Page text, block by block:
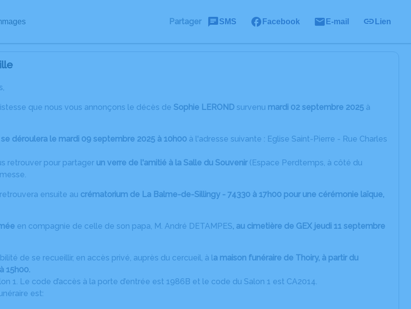
Partager SMS Facebook E-mail Lien
que nous vous annonçons le décès de Sophie LEROND survenu mardi 02 septembre 2025 à
déroulera le mardi 09 septembre 2025 à 10h00 à l'adresse suivante : Eglise Saint-Pierre - Rue Charles
retrouver pour partager un verre de l'amitié à la Salle du Souvenir (Espace Perdtemps, à côté du
ensuite au crématorium de La Balme-de-Sillingy - 74330 à 17h00 pour une cérémonie laïque,
en compagnie de celle de son papa, M. André DETAMPES, au cimetière de GEX jeudi 11 septembre
de se recueillir, en accès privé, auprès du cercueil, à la maison funéraire de Thoiry, à partir du
15h00.
1. Le code d’accès à la porte d’entrée est 1986B et le code du Salon 1 est CA2014.
est: